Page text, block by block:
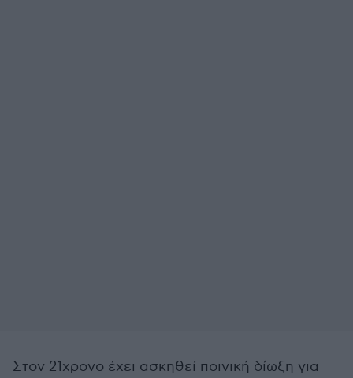
Στον 21χρονο έχει ασκηθεί ποινική δίωξη για